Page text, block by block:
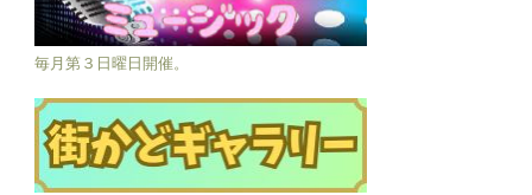
毎月第３日曜日開催。